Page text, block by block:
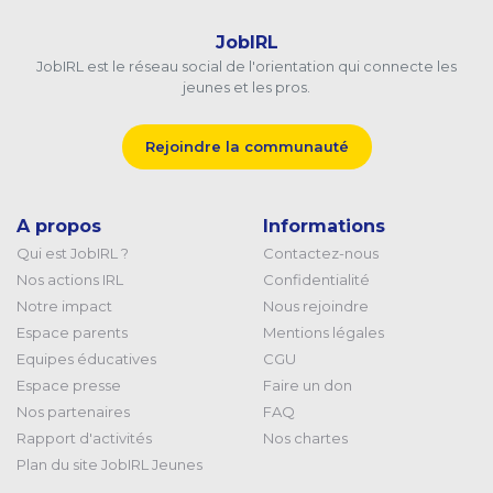
JobIRL
JobIRL est le réseau social de l'orientation qui connecte les
jeunes et les pros.
Rejoindre la communauté
A propos
Qui est JobIRL ?
Nos actions IRL
Notre impact
Espace parents
Equipes éducatives
Espace presse
Nos partenaires
Rapport d'activités
Plan du site JobIRL Jeunes
Informations
Contactez-nous
Confidentialité
Nous rejoindre
Mentions légales
CGU
Faire un don
FAQ
Nos chartes